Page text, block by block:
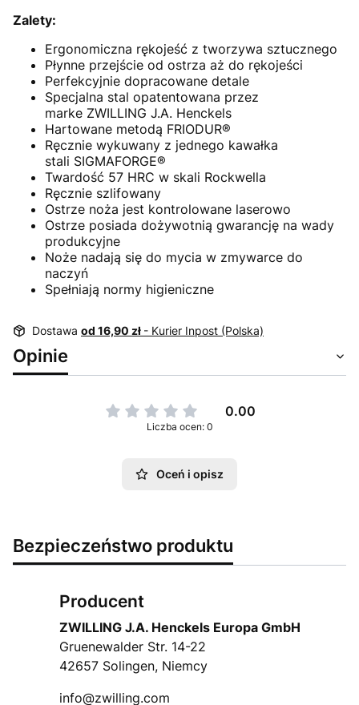
Zalety:
Ergonomiczna rękojeść z tworzywa sztucznego
Płynne przejście od ostrza aż do rękojeści
Perfekcyjnie dopracowane detale
Specjalna stal opatentowana przez
marke ZWILLING J.A. Henckels
Hartowane metodą FRIODUR®
Ręcznie wykuwany z jednego kawałka
stali SIGMAFORGE®
Twardość 57 HRC w skali Rockwella
Ręcznie szlifowany
Ostrze noża jest kontrolowane laserowo
Ostrze posiada dożywotnią gwarancję na wady
produkcyjne
Noże nadają się do mycia w zmywarce do
naczyń
Spełniają normy higieniczne
Dostawa od 16,90 zł - Kurier Inpost (Polska)
Opinie
0.00
Liczba ocen: 0
Oceń i opisz
Bezpieczeństwo produktu
Producent
ZWILLING J.A. Henckels Europa GmbH
Gruenewalder Str. 14-22
42657 Solingen, Niemcy
info@zwilling.com